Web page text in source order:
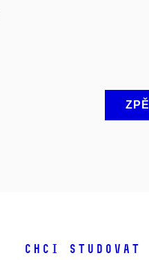
CHCI STUDOVAT